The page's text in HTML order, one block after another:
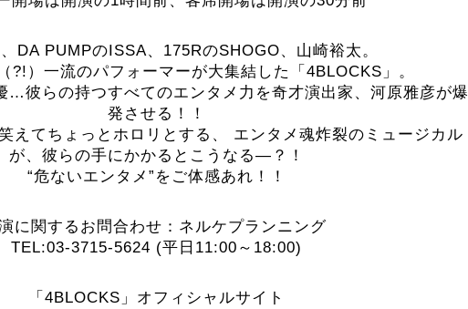
DA PUMPのISSA、175RのSHOGO、山崎裕太。
?!）一流のパフォーマーが大集結した「4BLOCKS」。
…彼らの持つすべてのエンタメ力を奇才演出家、河原雅彦が爆
発させる！！
えてちょっとホロリとする、 エンタメ魂炸裂のミュージカル
が、彼らの手にかかるとこうなる―？！
“危ないエンタメ”をご体感あれ！！
に関するお問合わせ：ネルケプランニング
TEL:03-3715-5624 (平日11:00～18:00)
「4BLOCKS」オフィシャルサイト